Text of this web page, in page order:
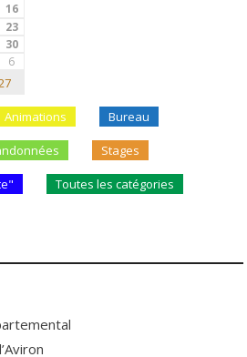
16
23
30
6
Animations Bureau
Stages
Toutes les catégories